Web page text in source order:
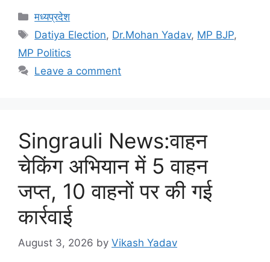
Categories
मध्यप्रदेश
Tags
Datiya Election, Dr.Mohan Yadav, MP BJP,
MP Politics
Leave a comment
Singrauli News:वाहन
चेकिंग अभियान में 5 वाहन
जप्त, 10 वाहनों पर की गई
कार्रवाई
August 3, 2026 by Vikash Yadav